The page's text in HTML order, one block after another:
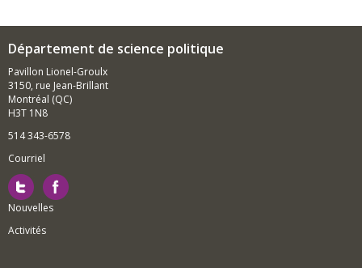
Département de science politique
Pavillon Lionel-Groulx
3150, rue Jean-Brillant
Montréal (QC)
H3T 1N8
514 343-6578
Courriel
Nouvelles
Activités